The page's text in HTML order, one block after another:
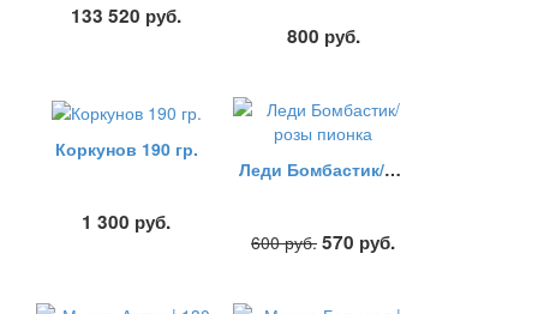
133 520 руб.
800 руб.
Коркунов 190 гр.
1 300 руб.
Леди Бомбастик/розы пионка
600руб. 570 руб.